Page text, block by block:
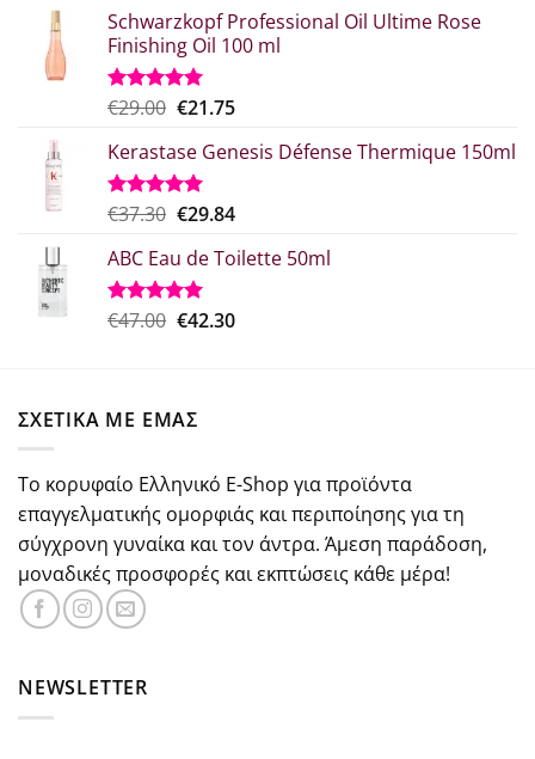
Schwarzkopf Professional Oil Ultime Rose
Finishing Oil 100 ml
Βαθμολογήθηκε
από 5
€29.00 Original
was:
€29.00.
€21.75Η
τιμή
€21.75.
Kerastase Genesis Défense Thermique 150ml
Βαθμολογήθηκε
από 5
€37.30 Original
was:
€37.30.
€29.84Η
τιμή
€29.84.
ABC Eau de Toilette 50ml
Βαθμολογήθηκε
€47.00 Original
€42.30Η
ΣΧΕΤΙΚΑ ΜΕ ΕΜΑΣ
Το κορυφαίο Ελληνικό E-Shop για προϊόντα
επαγγελματικής ομορφιάς και περιποίησης για τη
σύγχρονη γυναίκα και τον άντρα. Άμεση παράδοση,
μοναδικές προσφορές και εκπτώσεις κάθε μέρα!
NEWSLETTER